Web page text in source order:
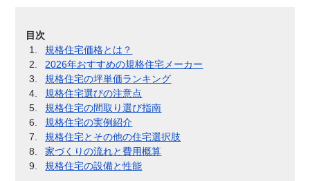
目次
規格住宅価格とは？
2026年おすすめの規格住宅メーカー
規格住宅の坪単価ランキング
規格住宅選びの注意点
規格住宅の間取り選び指南
規格住宅の実例紹介
規格住宅とその他の住宅選択肢
家づくりの流れと費用概算
規格住宅の設備と性能